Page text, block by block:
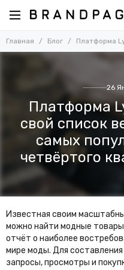
Главная Блог Платформа
26
Платформа
свой список
самых
четвёртого
Известная своим
можно найти модные
отчёт о наиболее
мире моды. Для
запросы, просмотры и